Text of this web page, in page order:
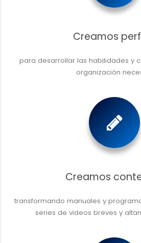
Creamos
para desarrollar las habilidades y
organización
Creamos
transformando manuales y
series de videos breves y